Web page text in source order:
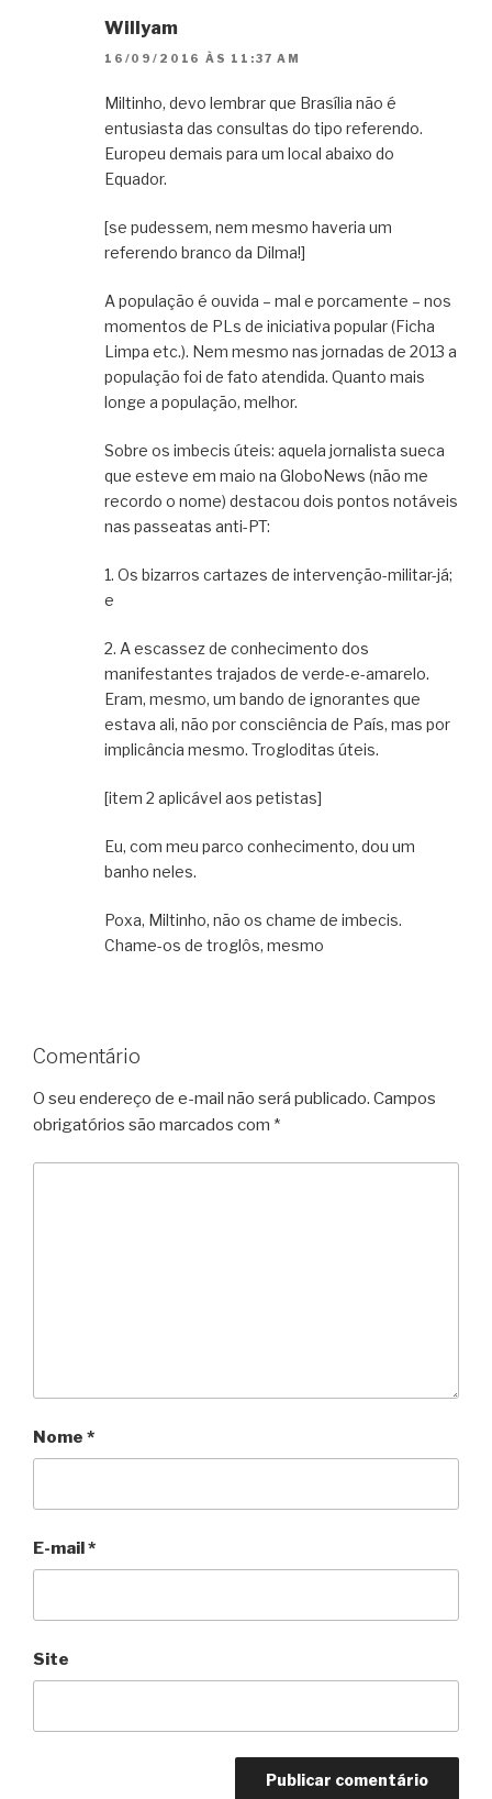
Willyam
16/09/2016 ÀS 11:37 AM
Miltinho, devo lembrar que Brasília não é
entusiasta das consultas do tipo referendo.
Europeu demais para um local abaixo do
Equador.
[se pudessem, nem mesmo haveria um
referendo branco da Dilma!]
A população é ouvida – mal e porcamente – nos
momentos de PLs de iniciativa popular (Ficha
Limpa etc.). Nem mesmo nas jornadas de 2013 a
população foi de fato atendida. Quanto mais
longe a população, melhor.
Sobre os imbecis úteis: aquela jornalista sueca
que esteve em maio na GloboNews (não me
recordo o nome) destacou dois pontos notáveis
nas passeatas anti-PT:
1. Os bizarros cartazes de intervenção-militar-já;
e
2. A escassez de conhecimento dos
manifestantes trajados de verde-e-amarelo.
Eram, mesmo, um bando de ignorantes que
estava ali, não por consciência de País, mas por
implicância mesmo. Trogloditas úteis.
[item 2 aplicável aos petistas]
Eu, com meu parco conhecimento, dou um
banho neles.
Poxa, Miltinho, não os chame de imbecis.
Chame-os de troglôs, mesmo
Comentário
O seu endereço de e-mail não será publicado. Campos
obrigatórios são marcados com *
Nome *
E-mail*
Site